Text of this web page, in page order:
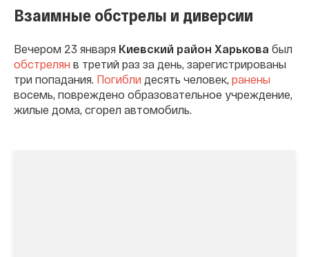
Взаимные обстрелы и диверсии
Вечером 23 января Киевский район Харькова был
обстрелян в третий раз за день, зарегистрированы
три попадания. Погибли десять человек, ранены
восемь, повреждено образовательное учреждение,
жилые дома, сгорел автомобиль.